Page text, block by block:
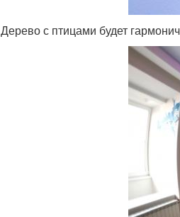
Дерево с птицами будет